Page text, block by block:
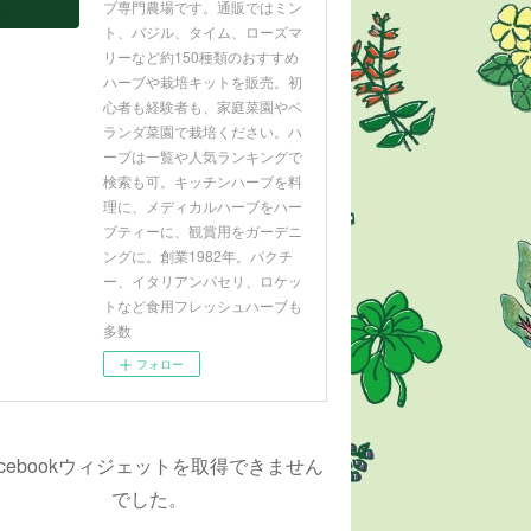
ブ専門農場です。通販ではミン
ト、バジル、タイム、ローズマ
リーなど約150種類のおすすめ
ハーブや栽培キットを販売。初
心者も経験者も、家庭菜園やベ
ランダ菜園で栽培ください。ハ
ーブは一覧や人気ランキングで
検索も可。キッチンハーブを料
理に、メディカルハーブをハー
ブティーに、観賞用をガーデニ
ングに。創業1982年。パクチ
ー、イタリアンパセリ、ロケッ
トなど食用フレッシュハーブも
多数
フォロー
ウィジェットを取得できません
でした。